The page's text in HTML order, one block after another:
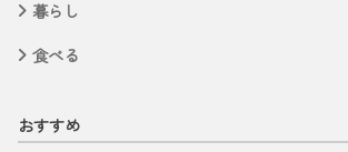
暮らし
食べる
おすすめ